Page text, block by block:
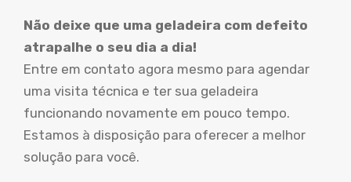
Não deixe que uma geladeira com defeito
atrapalhe o seu dia a dia!
Entre em contato agora mesmo para agendar
uma visita técnica e ter sua geladeira
funcionando novamente em pouco tempo.
Estamos à disposição para oferecer a melhor
solução para você.